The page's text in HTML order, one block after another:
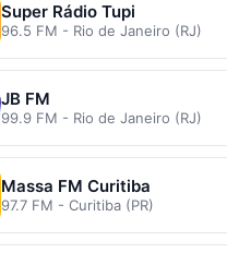
Super Rádio Tupi
96.5 FM - Rio de Janeiro (RJ)
JB FM
99.9 FM - Rio de Janeiro (RJ)
Massa FM Curitiba
97.7 FM - Curitiba (PR)